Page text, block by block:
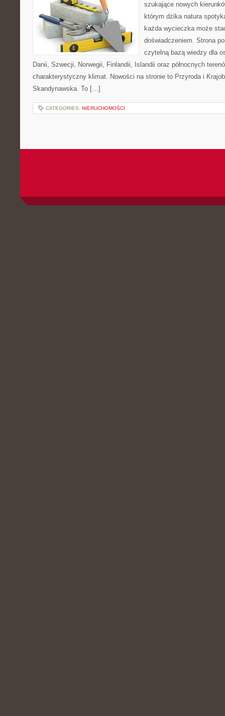
szukające nowych
którym dzika natura
każda wycieczka może
doświadczeniem. Strona
czytelną bazą wiedzy dla
Danii, Szwecji, Norwegii, Finlandii, Islandii oraz północnych
charakterystyczny klimat. Nowości na stronie to Przyroda i
Skandynawska. To […]
CATEGORIES: NIERUCHOMOŚCI